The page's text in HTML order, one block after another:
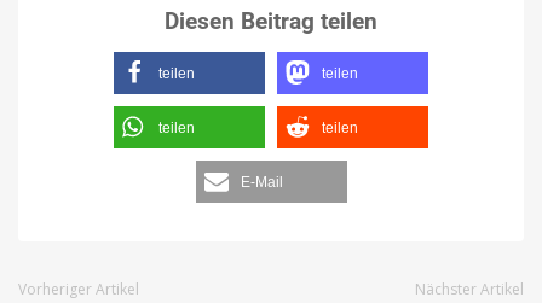
Diesen Beitrag teilen
teilen teilen
teilen teilen
E-Mail
Vorheriger Artikel Nächster Artikel